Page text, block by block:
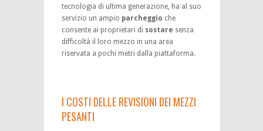
tecnologia di ultima generazione, ha al suo
servizio un ampio parcheggio che
consente ai proprietari di sostare senza
difficoltà il loro mezzo in una area
riservata a pochi metri dalla piattaforma.
I COSTI DELLE REVISIONI DEI MEZZI
PESANTI